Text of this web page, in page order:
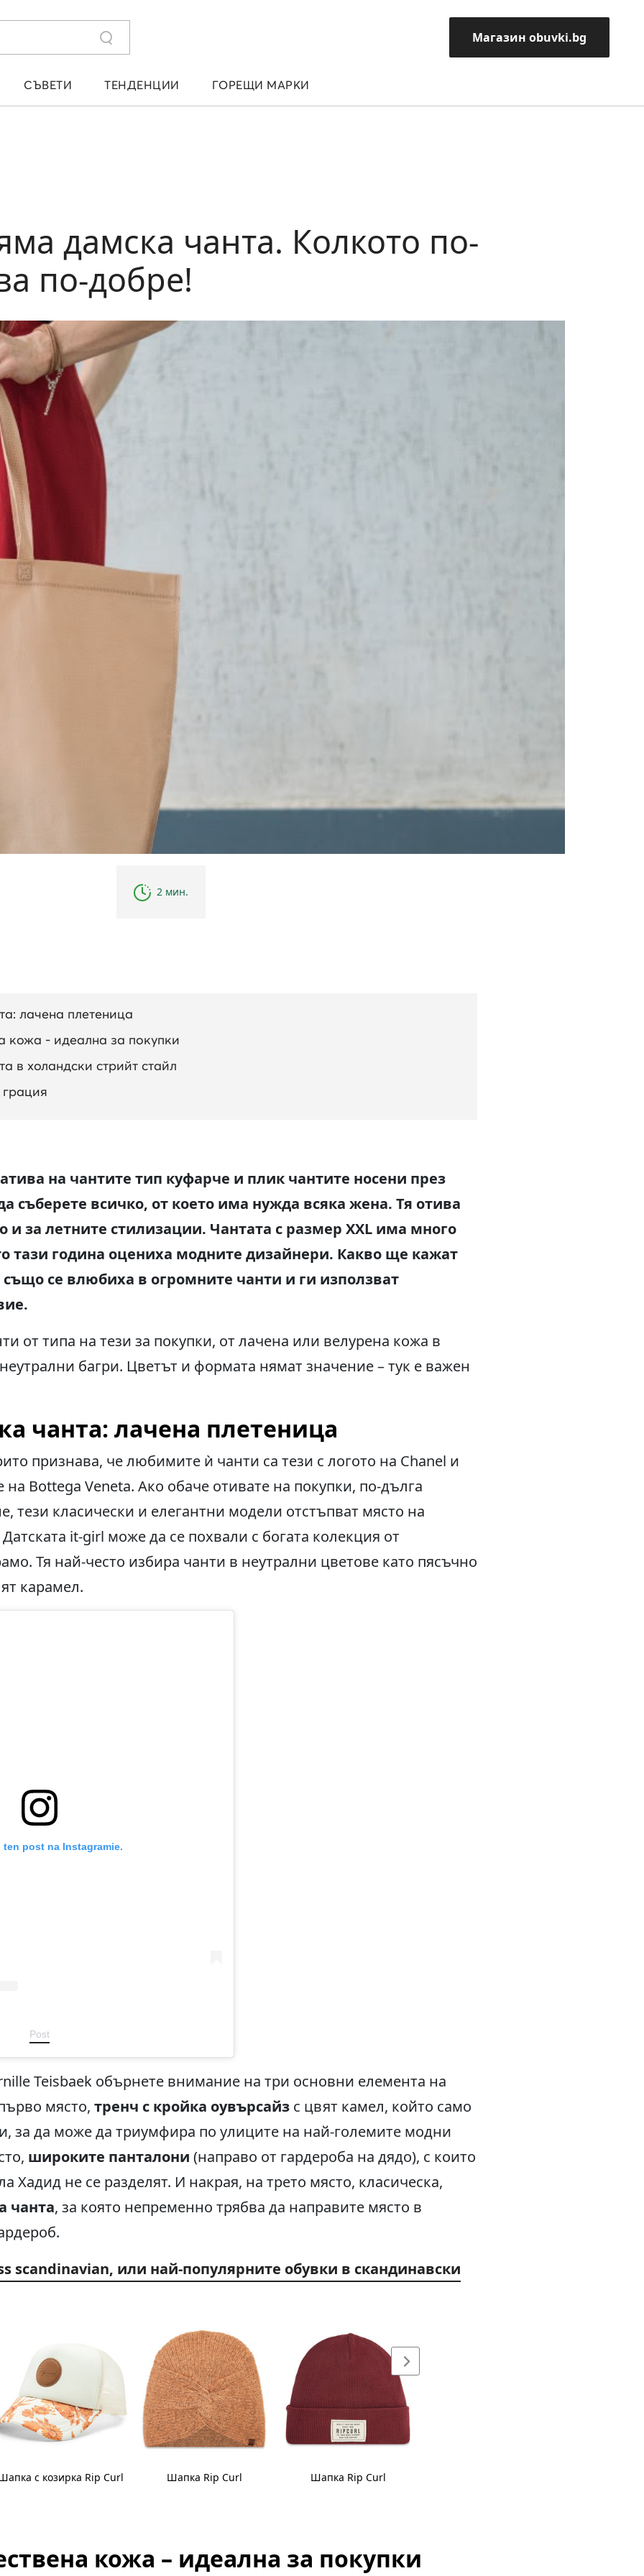
Магазин obuvki.bg
СЪВЕТИ ТЕНДЕНЦИИ ГОРЕЩИ МАРКИ
дамска чанта. Колкото по-
по-добре!
2 мин.
лачена плетеница
кожа - идеална за покупки
в холандски стрийт стайл
на чантите тип куфарче и плик чантите носени през
съберете всичко, от което има нужда всяка жена. Тя отива
и за летните стилизации. Чантата с размер XXL има много
тази година оцениха модните дизайнери. Какво ще кажат
също се влюбиха в огромните чанти и ги използват
от типа на тези за покупки, от лачена или велурена кожа в
багри. Цветът и формата нямат значение – тук е важен
чанта: лачена плетеница
признава, че любимите ѝ чанти са тези с логото на Chanel и
Bottega Veneta. Ако обаче отивате на покупки, по-дълга
тези класически и елегантни модели отстъпват място на
it-girl може да се похвали с богата колекция от
Тя най-често избира чанти в неутрални цветове като пясъчно
карамел.
ten post na Instagramie.
Post
Teisbaek обърнете внимание на три основни елемента на
място, тренч с кройка оувърсайз с цвят камел, който само
за да може да триумфира по улиците на най-големите модни
широките панталони (направо от гардероба на дядо), с които
Хадид не се разделят. И накрая, на трето място, класическа,
чанта, за която непременно трябва да направите място в
scandinavian, или най-популярните обувки в скандинавски
с козирка Rip Curl Шапка Rip Curl Шапка Rip Curl
кожа – идеална за покупки